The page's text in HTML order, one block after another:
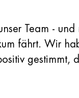
Team - und
fährt. Wir
gestimmt,